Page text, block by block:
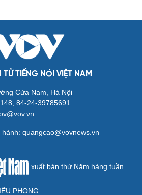
TỬ TIẾNG NÓI VIỆT NAM
Cửa Nam, Hà Nội
84-24-39785691
quangcao@vovnews.vn
xuất bản thứ Năm hàng tuần
PHONG